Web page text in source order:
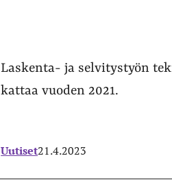
Laskenta- ja selvitystyön
kattaa vuoden 2021.
Uutiset21.4.2023